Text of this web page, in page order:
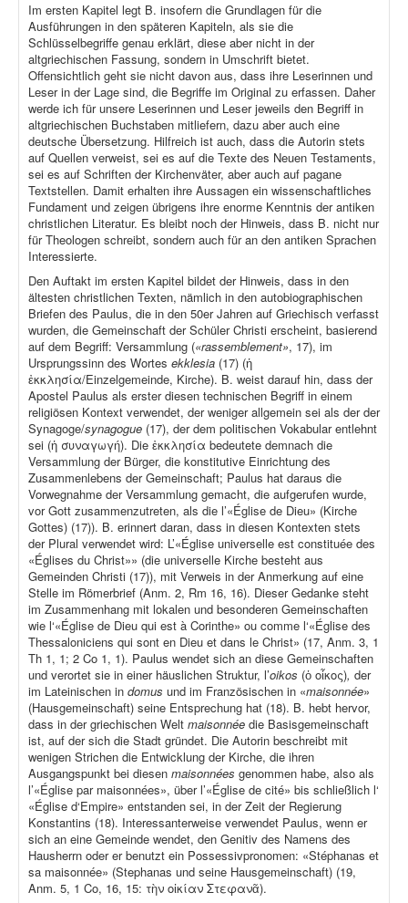
Im ersten Kapitel legt B. insofern die Grundlagen für die
Ausführungen in den späteren Kapiteln, als sie die
Schlüsselbegriffe genau erklärt, diese aber nicht in der
altgriechischen Fassung, sondern in Umschrift bietet.
Offensichtlich geht sie nicht davon aus, dass ihre Leserinnen und
Leser in der Lage sind, die Begriffe im Original zu erfassen. Daher
werde ich für unsere Leserinnen und Leser jeweils den Begriff in
altgriechischen Buchstaben mitliefern, dazu aber auch eine
deutsche Übersetzung. Hilfreich ist auch, dass die Autorin stets
auf Quellen verweist, sei es auf die Texte des Neuen Testaments,
sei es auf Schriften der Kirchenväter, aber auch auf pagane
Textstellen. Damit erhalten ihre Aussagen ein wissenschaftliches
Fundament und zeigen übrigens ihre enorme Kenntnis der antiken
christlichen Literatur. Es bleibt noch der Hinweis, dass B. nicht nur
für Theologen schreibt, sondern auch für an den antiken Sprachen
Interessierte.
Den Auftakt im ersten Kapitel bildet der Hinweis, dass in den
ältesten christlichen Texten, nämlich in den autobiographischen
Briefen des Paulus, die in den 50er Jahren auf Griechisch verfasst
wurden, die Gemeinschaft der Schüler Christi erscheint, basierend
auf dem Begriff: Versammlung («rassemblement», 17), im
Ursprungssinn des Wortes ekklesia (17) (ἡ
ἐκκλησία/Einzelgemeinde, Kirche). B. weist darauf hin, dass der
Apostel Paulus als erster diesen technischen Begriff in einem
religiösen Kontext verwendet, der weniger allgemein sei als der der
Synagoge/synagogue (17), der dem politischen Vokabular entlehnt
sei (ἡ συναγωγή). Die ἐκκλησία bedeutete demnach die
Versammlung der Bürger, die konstitutive Einrichtung des
Zusammenlebens der Gemeinschaft; Paulus hat daraus die
Vorwegnahme der Versammlung gemacht, die aufgerufen wurde,
vor Gott zusammenzutreten, als die l’«Église de Dieu» (Kirche
Gottes) (17)). B. erinnert daran, dass in diesen Kontexten stets
der Plural verwendet wird: L’«Église universelle est constituée des
«Églises du Christ»» (die universelle Kirche besteht aus
Gemeinden Christi (17)), mit Verweis in der Anmerkung auf eine
Stelle im Römerbrief (Anm. 2, Rm 16, 16). Dieser Gedanke steht
im Zusammenhang mit lokalen und besonderen Gemeinschaften
wie l‘«Église de Dieu qui est à Corinthe» ou comme l‘«Église des
Thessaloniciens qui sont en Dieu et dans le Christ» (17, Anm. 3, 1
Th 1, 1; 2 Co 1, 1). Paulus wendet sich an diese Gemeinschaften
und verortet sie in einer häuslichen Struktur, l’oikos (ὁ οἶκος), der
im Lateinischen in domus und im Französischen in «maisonnée»
(Hausgemeinschaft) seine Entsprechung hat (18). B. hebt hervor,
dass in der griechischen Welt maisonnée die Basisgemeinschaft
ist, auf der sich die Stadt gründet. Die Autorin beschreibt mit
wenigen Strichen die Entwicklung der Kirche, die ihren
Ausgangspunkt bei diesen maisonnées genommen habe, also als
l’«Église par maisonnées», über l’«Église de cité» bis schließlich l‘
«Église d‘Empire» entstanden sei, in der Zeit der Regierung
Konstantins (18). Interessanterweise verwendet Paulus, wenn er
sich an eine Gemeinde wendet, den Genitiv des Namens des
Hausherrn oder er benutzt ein Possessivpronomen: «Stéphanas et
sa maisonnée» (Stephanas und seine Hausgemeinschaft) (19,
Anm. 5, 1 Co, 16, 15: τὴν οἰκίαν Στεφανᾶ).